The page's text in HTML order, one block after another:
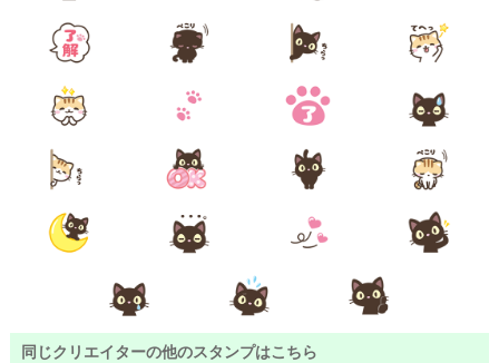
同じクリエイターの他のスタンプはこちら